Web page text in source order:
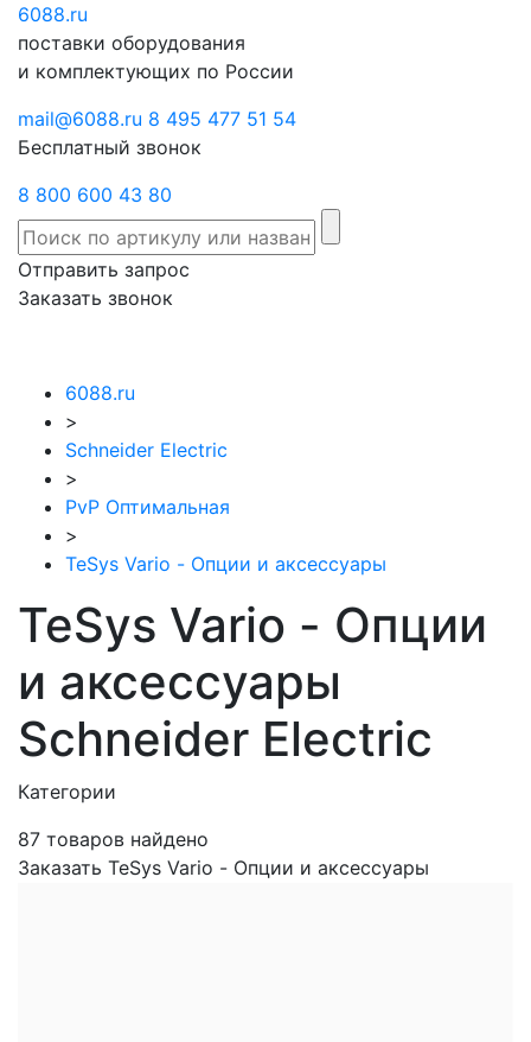
6088.ru
поставки оборудования
и комплектующих по России
mail@6088.ru 8 495 477 51 54
Бесплатный звонок
8 800 600 43 80
Отправить запрос
Заказать звонок
6088.ru
>
Schneider Electric
>
PvP Оптимальная
>
TeSys Vario - Опции и аксессуары
TeSys Vario - Опции
и аксессуары
Schneider Electric
Категории
87 товаров найдено
Заказать TeSys Vario - Опции и аксессуары
Отправить
запрос
звонок